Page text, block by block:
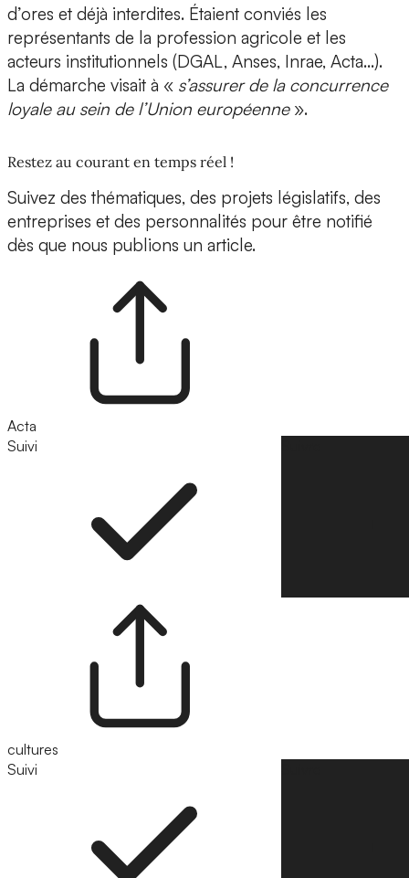
d’ores et déjà interdites. Étaient conviés les
représentants de la profession agricole et les
acteurs institutionnels (DGAL, Anses, Inrae, Acta…).
La démarche visait à « s’assurer de la concurrence
loyale au sein de l’Union européenne».
Restez au courant en temps réel !
Suivez des thématiques, des projets législatifs, des
entreprises et des personnalités pour être notifié
dès que nous publions un article.
Acta
Suivi
cultures
Suivi